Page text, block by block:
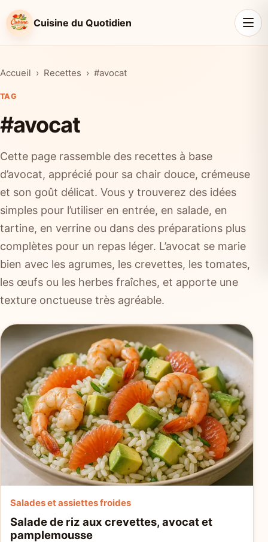
Cuisine du Quotidien
Accueil Recettes #avocat
TAG
#avocat
Cette page rassemble des recettes à base
d’avocat, apprécié pour sa chair douce, crémeuse
et son goût délicat. Vous y trouverez des idées
simples pour l’utiliser en entrée, en salade, en
tartine, en verrine ou dans des préparations plus
complètes pour un repas léger. L’avocat se marie
bien avec les agrumes, les crevettes, les tomates,
les œufs ou les herbes fraîches, et apporte une
texture onctueuse très agréable.
Salades et assiettes froides
Salade de riz aux crevettes, avocat et
pamplemousse